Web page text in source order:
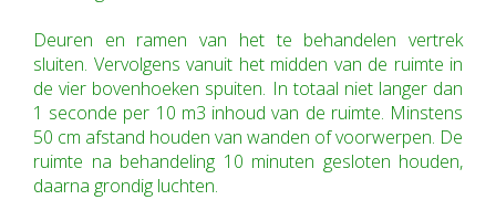
Deuren en ramen van het te behandelen vertrek
sluiten. Vervolgens vanuit het midden van de ruimte in
de vier bovenhoeken spuiten. In totaal niet langer dan
1 seconde per 10 m3 inhoud van de ruimte. Minstens
50 cm afstand houden van wanden of voorwerpen. De
ruimte na behandeling 10 minuten gesloten houden,
daarna grondig luchten.